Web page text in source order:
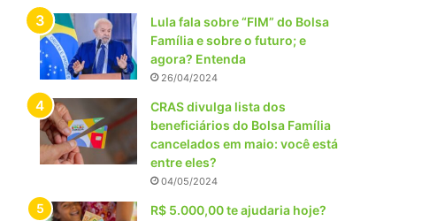
Lula fala sobre “FIM” do Bolsa
Família e sobre o futuro; e
agora? Entenda
26/04/2024
CRAS divulga lista dos
beneficiários do Bolsa Família
cancelados em maio: você está
entre eles?
04/05/2024
R$ 5.000,00 te ajudaria hoje?